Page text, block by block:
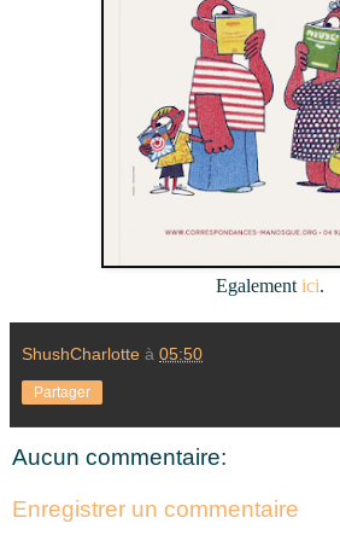
Egalement ici.
ShushCharlotte à 05:50
Partager
Aucun commentaire:
Enregistrer un commentaire